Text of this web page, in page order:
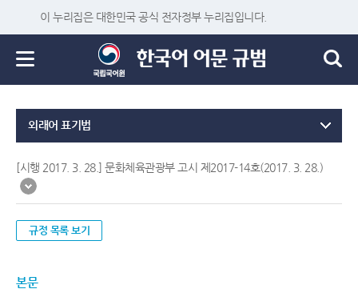
이 누리집은 대한민국 공식 전자정부 누리집입니다.
외래어 표기법
[시행 2017. 3. 28.] 문화체육관광부 고시 제2017-14호(2017. 3. 28.)
규정 목록 보기
본문